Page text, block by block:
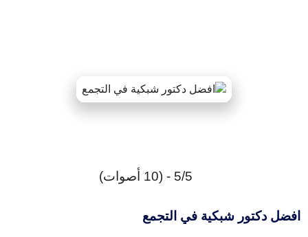
5/5 - (10 أصوات)
افضل دكتور شبكية في التجمع